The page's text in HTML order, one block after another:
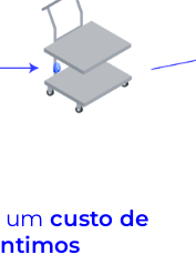
um custo de